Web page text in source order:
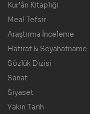
Kur’ân Kitaplığı
Meal Tefsir
Araştırma İnceleme
Hatırat & Seyahatname
Sözlük Dizisi
Sanat
Siyaset
Yakın Tarih